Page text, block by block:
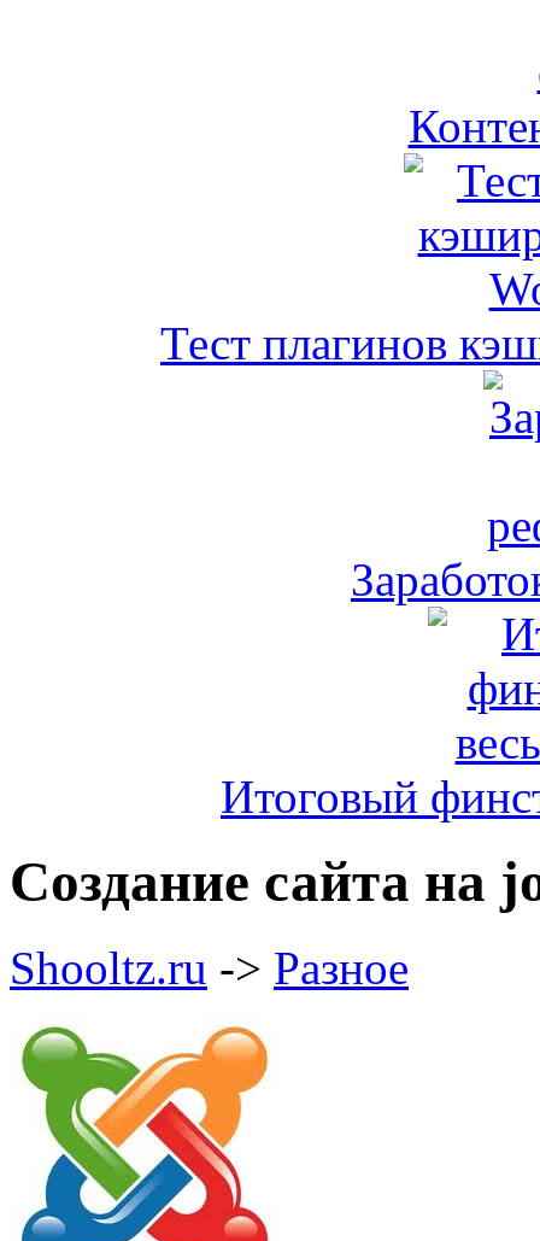
Тест плагинов
Итоговый
Создание сайта на
Shooltz.ru -> Разное